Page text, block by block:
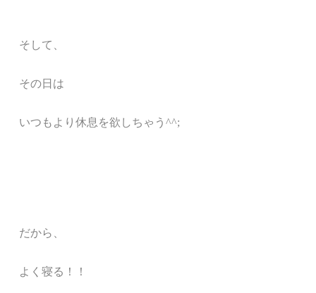
そして、
その日は
いつもより休息を欲しちゃう^^;
だから、
よく寝る！！